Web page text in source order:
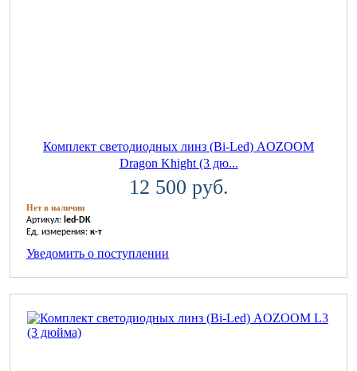
Комплект светодиодных линз (Bi-Led) AOZOOM
Dragon Khight (3 дю...
12 500 руб.
Нет в наличии
Артикул: led-DK
Ед. измерения: к-т
Уведомить о поступлении